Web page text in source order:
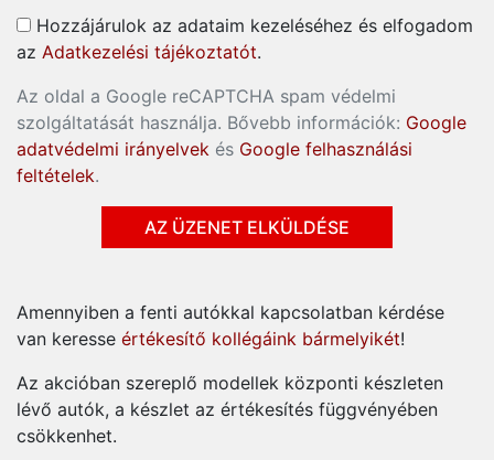
Hozzájárulok az adataim kezeléséhez és elfogadom
az Adatkezelési tájékoztatót.
Az oldal a Google reCAPTCHA spam védelmi
szolgáltatását használja. Bővebb információk: Google
adatvédelmi irányelvek és Google felhasználási
feltételek.
Amennyiben a fenti autókkal kapcsolatban kérdése
van keresse értékesítő kollégáink bármelyikét!
Az akcióban szereplő modellek központi készleten
lévő autók, a készlet az értékesítés függvényében
csökkenhet.